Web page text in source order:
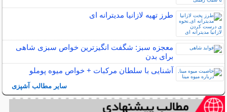
طرز تهیه لازانیا مدیترانه ای
معجزه سبز: شگفت انگیزترین خواص سبزی شاهی
برای بدن
آشنایی با سلطان مرکبات + خواص میوه پوملو
سایر مطالب آشپزی